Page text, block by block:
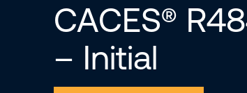
CACES®
– Initial